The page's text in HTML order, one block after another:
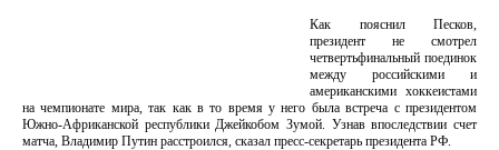
Как пояснил Песков,
президент не смотрел
четвертьфинальный поединок
между российскими и
американскими хоккеистами
на чемпионате мира, так как в то время у него была встреча с президентом
Южно-Африканской республики Джейкобом Зумой. Узнав впоследствии счет
матча, Владимир Путин расстроился, сказал пресс-секретарь президента РФ.